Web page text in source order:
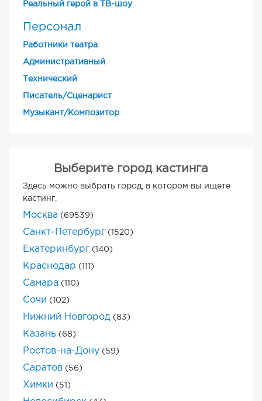
Реальный герой в ТВ-шоу
Персонал
Работники театра
Административный
Технический
Писатель/Сценарист
Музыкант/Композитор
Выберите город кастинга
Здесь можно выбрать город, в котором вы ищете
кастинг.
Москва (69539)
Санкт-Петербург (1520)
Екатеринбург (140)
Краснодар (111)
Самара (110)
Сочи (102)
Нижний Новгород (83)
Казань (68)
Ростов-на-Дону (59)
Саратов (56)
Химки (51)